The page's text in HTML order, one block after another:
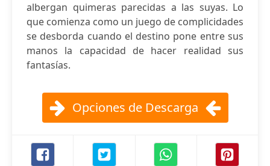
albergan quimeras parecidas a las suyas. Lo
que comienza como un juego de complicidades
se desborda cuando el destino pone entre sus
manos la capacidad de hacer realidad sus
fantasías.
Opciones de Descarga